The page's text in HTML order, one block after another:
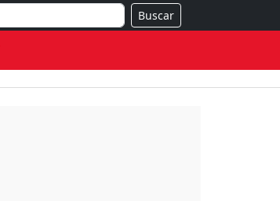
Buscar